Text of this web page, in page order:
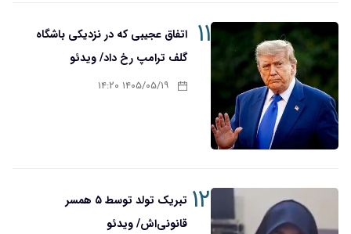
۱۱
اتفاق عجیبی که در نزدیکی باشگاه
گلف ترامپ رخ داد/ ویدئو
۱۴۰۵/۰۵/۱۹ ۱۴:۲۰
۱۲
تبریک تولد توسط ۵ همسر
قانونی‌اش/ ویدئو